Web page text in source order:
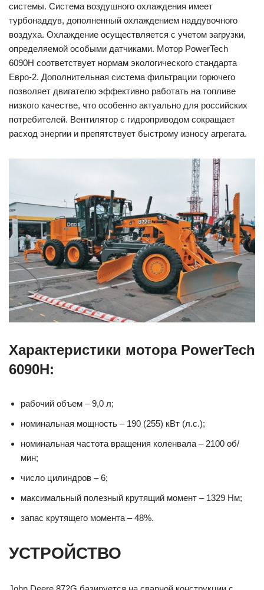
системы. Система воздушного охлаждения имеет
турбонаддув, дополненный охлаждением наддувочного
воздуха. Охлаждение осуществляется с учетом загрузки,
определяемой особыми датчиками. Мотор PowerTech
6090H соответствует нормам экологического стандарта
Евро-2. Дополнительная система фильтрации горючего
позволяет двигателю эффективно работать на топливе
низкого качестве, что особенно актуально для российских
потребителей. Вентилятор с гидроприводом сокращает
расход энергии и препятствует быстрому износу агрегата.
Характеристики мотора PowerTech
6090H:
рабочий объем – 9,0 л;
номинальная мощность – 190 (255) кВт (л.с.);
номинальная частота вращения коленвала – 2100 об/
мин;
число цилиндров – 6;
максимальный полезный крутящий момент – 1329 Нм;
запас крутящего момента – 48%.
УСТРОЙСТВО